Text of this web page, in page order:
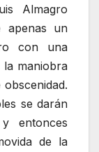
Almagro
apenas un
con una
la maniobra
se darán
entonces
de la